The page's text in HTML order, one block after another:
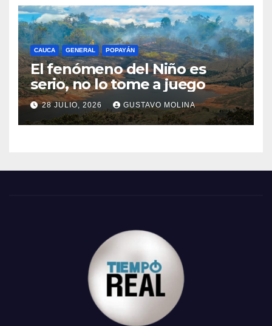
CAUCA GENERAL POPAYÁN
El fenómeno del Niño es
serio, no lo tome a juego
28 JULIO, 2026 GUSTAVO MOLINA